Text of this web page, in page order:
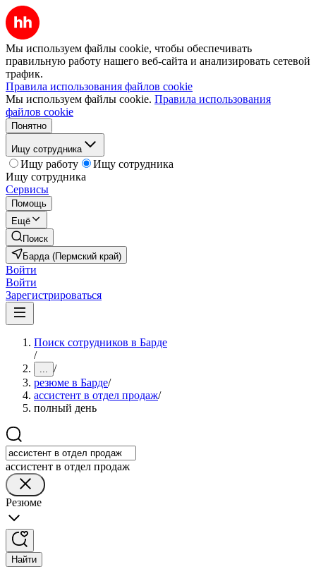
Мы используем файлы cookie, чтобы обеспечивать
правильную работу нашего веб-сайта и анализировать сетевой
трафик.
Правила использования файлов cookie
Мы используем файлы cookie. Правила использования
файлов cookie
Понятно
Ищу сотрудника
Ищу работу
Ищу сотрудника
Ищу сотрудника
Сервисы
Помощь
Ещё
Поиск
Барда (Пермский край)
Войти
Войти
Зарегистрироваться
Поиск сотрудников в Барде
/
... /
резюме в Барде/
ассистент в отдел продаж/
полный день
ассистент в отдел продаж
Резюме
Найти